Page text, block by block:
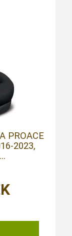
PROACE
2023,